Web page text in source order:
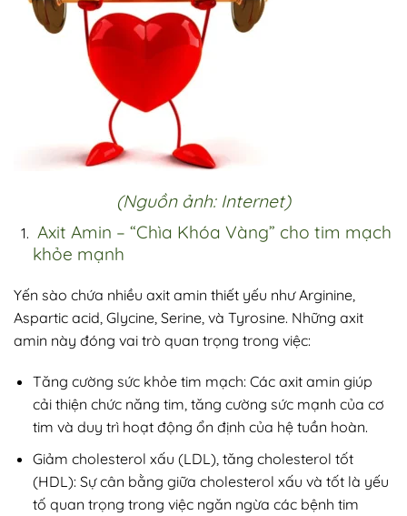
(Nguồn ảnh: Internet)
Axit Amin – “Chìa Khóa Vàng” cho tim mạch
khỏe mạnh
Yến sào chứa nhiều axit amin thiết yếu như Arginine,
Aspartic acid, Glycine, Serine, và Tyrosine. Những axit
amin này đóng vai trò quan trọng trong việc:
Tăng cường sức khỏe tim mạch: Các axit amin giúp
cải thiện chức năng tim, tăng cường sức mạnh của cơ
tim và duy trì hoạt động ổn định của hệ tuần hoàn.
Giảm cholesterol xấu (LDL), tăng cholesterol tốt
(HDL): Sự cân bằng giữa cholesterol xấu và tốt là yếu
tố quan trọng trong việc ngăn ngừa các bệnh tim